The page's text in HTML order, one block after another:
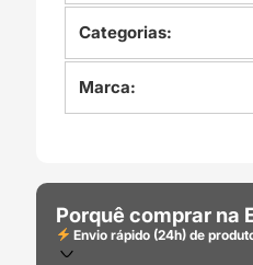
Categorias:
Marca:
Porquê comprar na
Envio rápido (24h) de